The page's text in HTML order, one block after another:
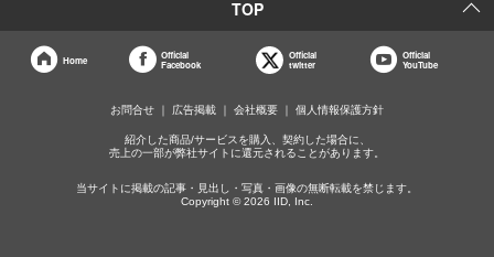
TOP
Home
Official
Facebook
Official
twitter
Official
YouTube
お問合せ 広告掲載 会社概要 個人情報保護方針
紹介した商品/サービスを購入、契約した場合に、
売上の一部が弊社サイトに還元されることがあります。
当サイトに掲載の記事・見出し・写真・画像の無断転載を禁じます。
Copyright © 2026 IID, Inc.